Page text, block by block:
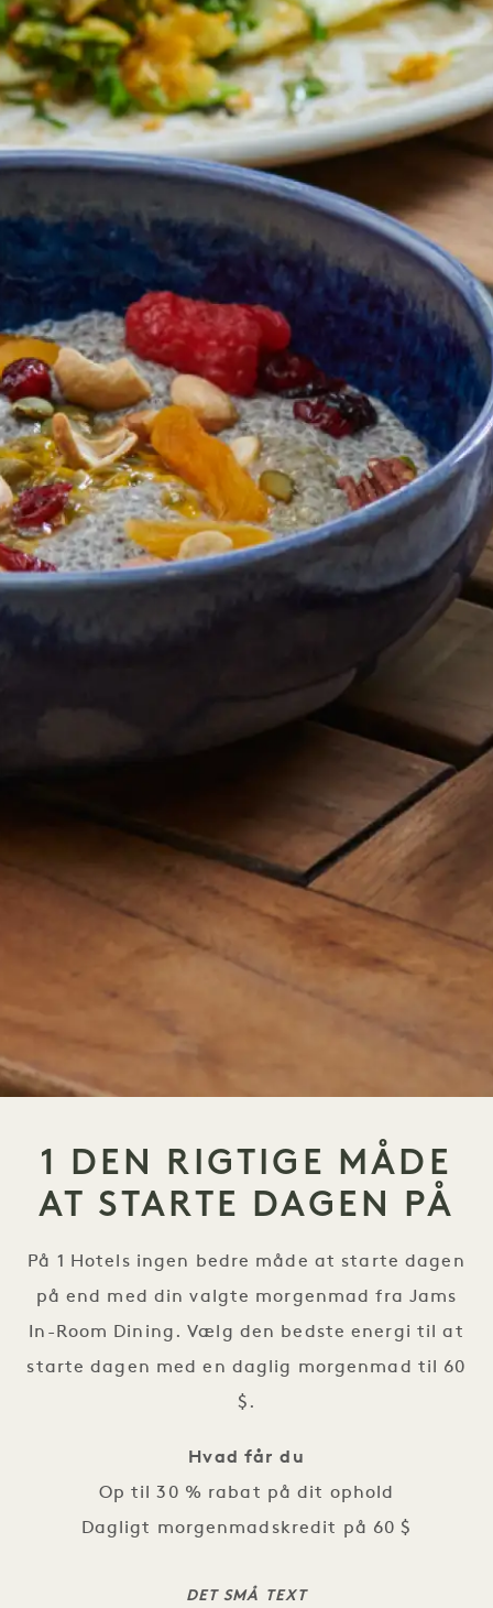
1 DEN RIGTIGE MÅDE
AT STARTE DAGEN PÅ
På 1 Hotels ingen bedre måde at starte dagen
på end med din valgte morgenmad fra Jams
In-Room Dining. Vælg den bedste energi til at
starte dagen med en daglig morgenmad til 60
$.
Hvad får du
Op til 30 % rabat på dit ophold
Dagligt morgenmadskredit på 60 $
DET SMÅ TEXT